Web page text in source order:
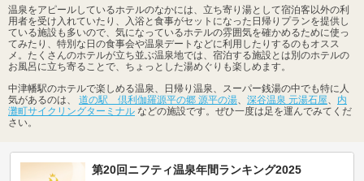
温泉をアピールしているホテルのなかには、立ち寄り湯として宿泊客以外の利
用者を受け入れていたり、入浴と食事がセットになった日帰りプランを提供し
ている施設も多いので、気になっているホテルの雰囲気を確かめるために使っ
てみたり、特別な日の食事会や温泉デートなどに利用したりするのもオスス
メ。たくさんのホテルが立ち並ぶ温泉地では、宿泊する施設とは別のホテルの
お風呂に立ち寄ることで、ちょっとした湯めぐりも楽しめます。
中津幡駅のホテルで楽しめる温泉、日帰り温泉、スーパー銭湯の中でも特に人
気があるのは、 道の駅 倶利伽羅源平の郷 源平の湯 深谷温泉 元湯石屋
内
灘町サイクリングターミナル などの施設です。ぜひ一度は足を運んでみてくだ
さい。
第20回ニフティ温泉年間ランキング2025